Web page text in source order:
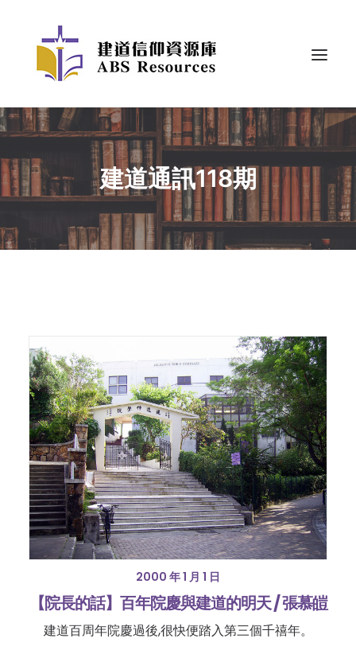
建道通訊118期
2000 年 1 月 1 日
【院長的話】百年院慶與建道的明天 / 張慕皚
建道百周年院慶過後,很快便踏入第三個千禧年。